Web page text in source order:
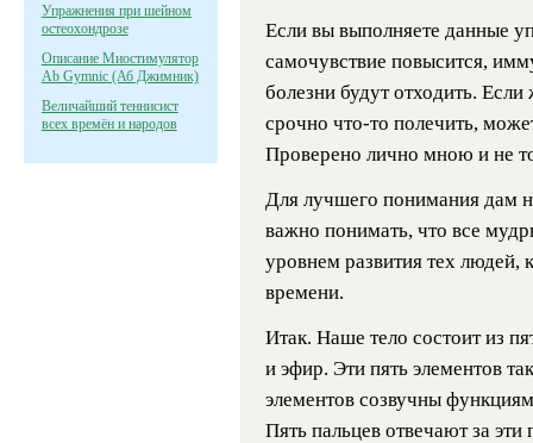
Упражнения при шейном
остеохондрозе
Описание Миостимулятор
Ab Gymnic (Аб Джимник)
Величайший теннисист
всех времён и народов
Если вы выполняете данные
самочувствие повысится,
болезни будут отходить.
срочно что-то полечить,
Проверено лично мною и не
Для лучшего понимания дам
важно понимать, что все
уровнем развития тех людей,
времени.
Итак. Наше тело состоит из
и эфир. Эти пять элементов
элементов созвучны
Пять пальцев отвечают за эти